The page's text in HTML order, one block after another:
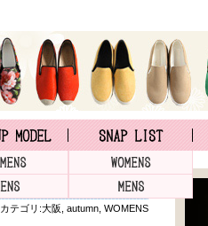
カテゴリ:大阪 autumn WOMENS